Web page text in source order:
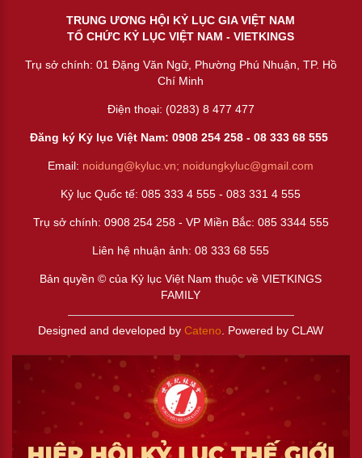
TRUNG ƯƠNG HỘI KỶ LỤC GIA VIỆT NAM
TỔ CHỨC KỶ LỤC VIỆT NAM - VIETKINGS
Trụ sở chính: 01 Đặng Văn Ngữ, Phường Phú Nhuận, TP. Hồ
Chí Minh
Điện thoại: (0283) 8 477 477
Đăng ký Kỷ lục Việt Nam: 0908 254 258 -08 333 68 555
Email: noidung@kyluc.vn; noidungkyluc@gmail.com
Kỷ lục Quốc tế: 085 333 4 555 - 083 331 4 555
Trụ sở chính: 0908 254 258 - VP Miền Bắc: 085 3344 555
Liên hệ nhuận ảnh:08 333 68 555
Bản quyền © của Kỷ lục Việt Nam thuộc về VIETKINGS
FAMILY
Designed and developed byCateno. Powered by CLAW